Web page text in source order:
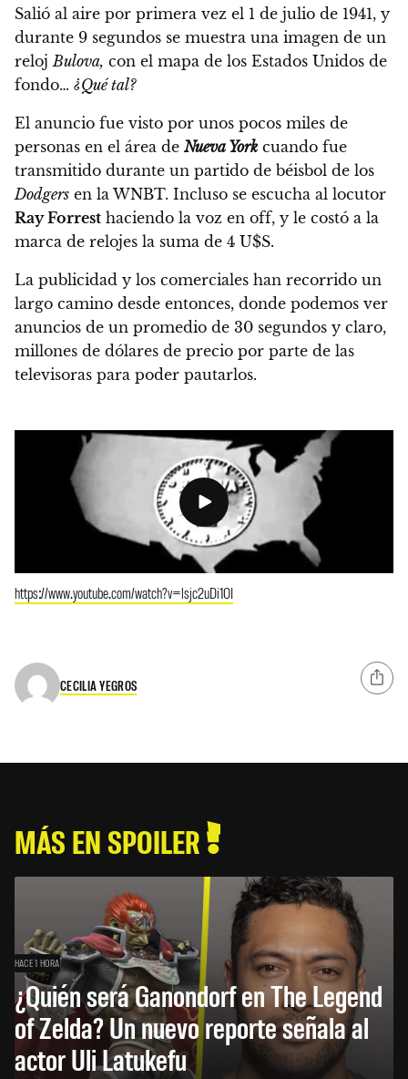
Salió al aire por primera vez el 1 de julio de 1941, y
durante 9 segundos se muestra una imagen de un
relojBulova, con el mapa de los Estados Unidos de
fondo… ¿Qué tal?
El anuncio fue visto por unos pocos miles de
personas en el área deNueva York cuando fue
transmitido durante un partido de béisbol de los
Dodgers en la WNBT. Incluso se escucha al locutor
Ray Forrest haciendo la voz en off, y le costó a la
marca de relojes la suma de 4 U$S.
La publicidad y los comerciales han recorrido un
largo camino desde entonces, donde podemos ver
anuncios de un promedio de 30 segundos y claro,
millones de dólares de precio por parte de las
televisoras para poder pautarlos.
https://www.youtube.com/watch?v=lsjc2uDi1OI
CECILIA YEGROS
MÁS EN SPOILER
HACE 1 HORA
¿Quién será Ganondorf en The Legend
of Zelda? Un nuevo reporte señala al
actor Uli Latukefu